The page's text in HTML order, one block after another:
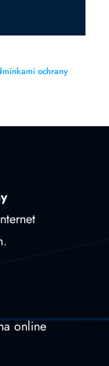
ochrany
online